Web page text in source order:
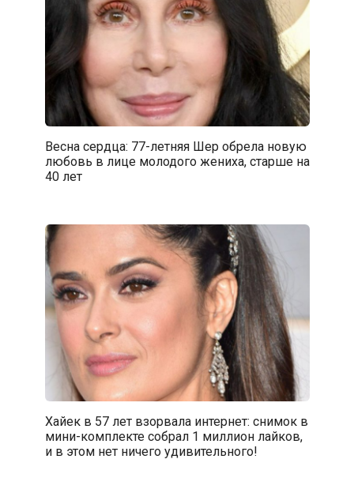
Весна сердца: 77-летняя Шер обрела новую
любовь в лице молодого жениха, старше на
40 лет
Хайек в 57 лет взорвала интернет: снимок в
мини-комплекте собрал 1 миллион лайков,
и в этом нет ничего удивительного!